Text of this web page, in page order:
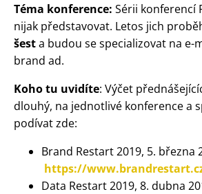
Téma konference: Sérii konferencí
nijak představovat. Letos jich
šesta budou se specializovat na e-
brand ad.
Koho tu uvidíte: Výčet
dlouhý, na jednotlivé konference a
podívat zde:
Brand Restart 2019, 5. března
https://
Data Restart 2019, 8. dubna